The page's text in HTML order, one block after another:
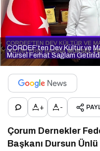
ÇORDEF’ten Dev Kültür ve
Mürsel Ferhat Sağlam
+ -
Çorum Dernekler
Başkanı Dursun